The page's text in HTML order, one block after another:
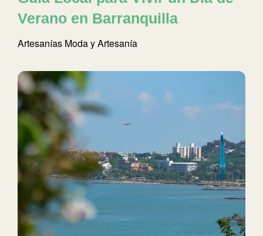
Verano en Barranquilla
Artesanías Moda y Artesanía